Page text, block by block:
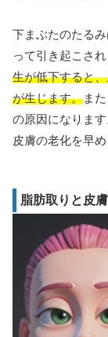
下まぶたのたる
って引き起こされ
生が低下すると
が生じます。ま
の原因になりま
皮膚の老化を早
脂肪取りと皮